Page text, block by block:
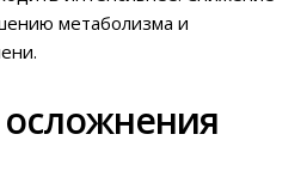
метаболизма и